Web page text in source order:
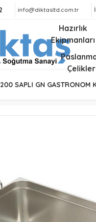
info@diktasltd.com.tr
Hazırlık
Ekipmanları
Çelikler
SAPLI GN GASTRONOM